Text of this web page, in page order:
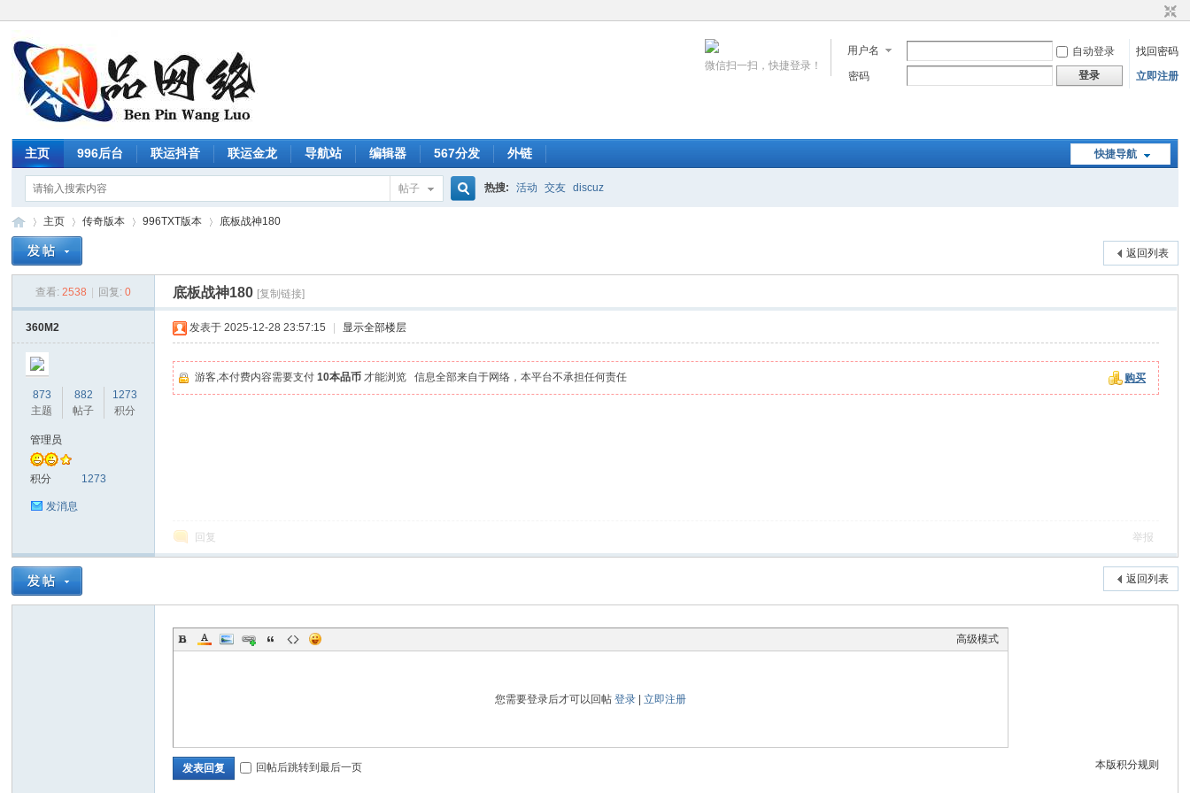
用户名 自动登录
找回密码
密码
登录 立即注册
微信扫一扫，快捷登录！
快捷导航
主页 996后台 联运抖音 联运金龙 导航站 编辑器 567分发 外链
帖子 热搜: 活动 交友 discuz
主页
›
传奇版本
›
996TXT版本
›
底板战神180
返回列表
查看: 2538 回复: 0 底板战神180 [复制链接]
360M2
873
主题
882
帖子
1273
积分
管理员
积分 1273
发消息
发表于 2025-12-28 23:57:15 显示全部楼层
游客,本付费内容需要支付10本品币 才能浏览 信息全部来自于网络，本平台不承担任何责任 购买
回复 举报
返回列表
高级模式
您需要登录后才可以回帖登录 |立即注册
本版积分规则
发表回复 回帖后跳转到最后一页